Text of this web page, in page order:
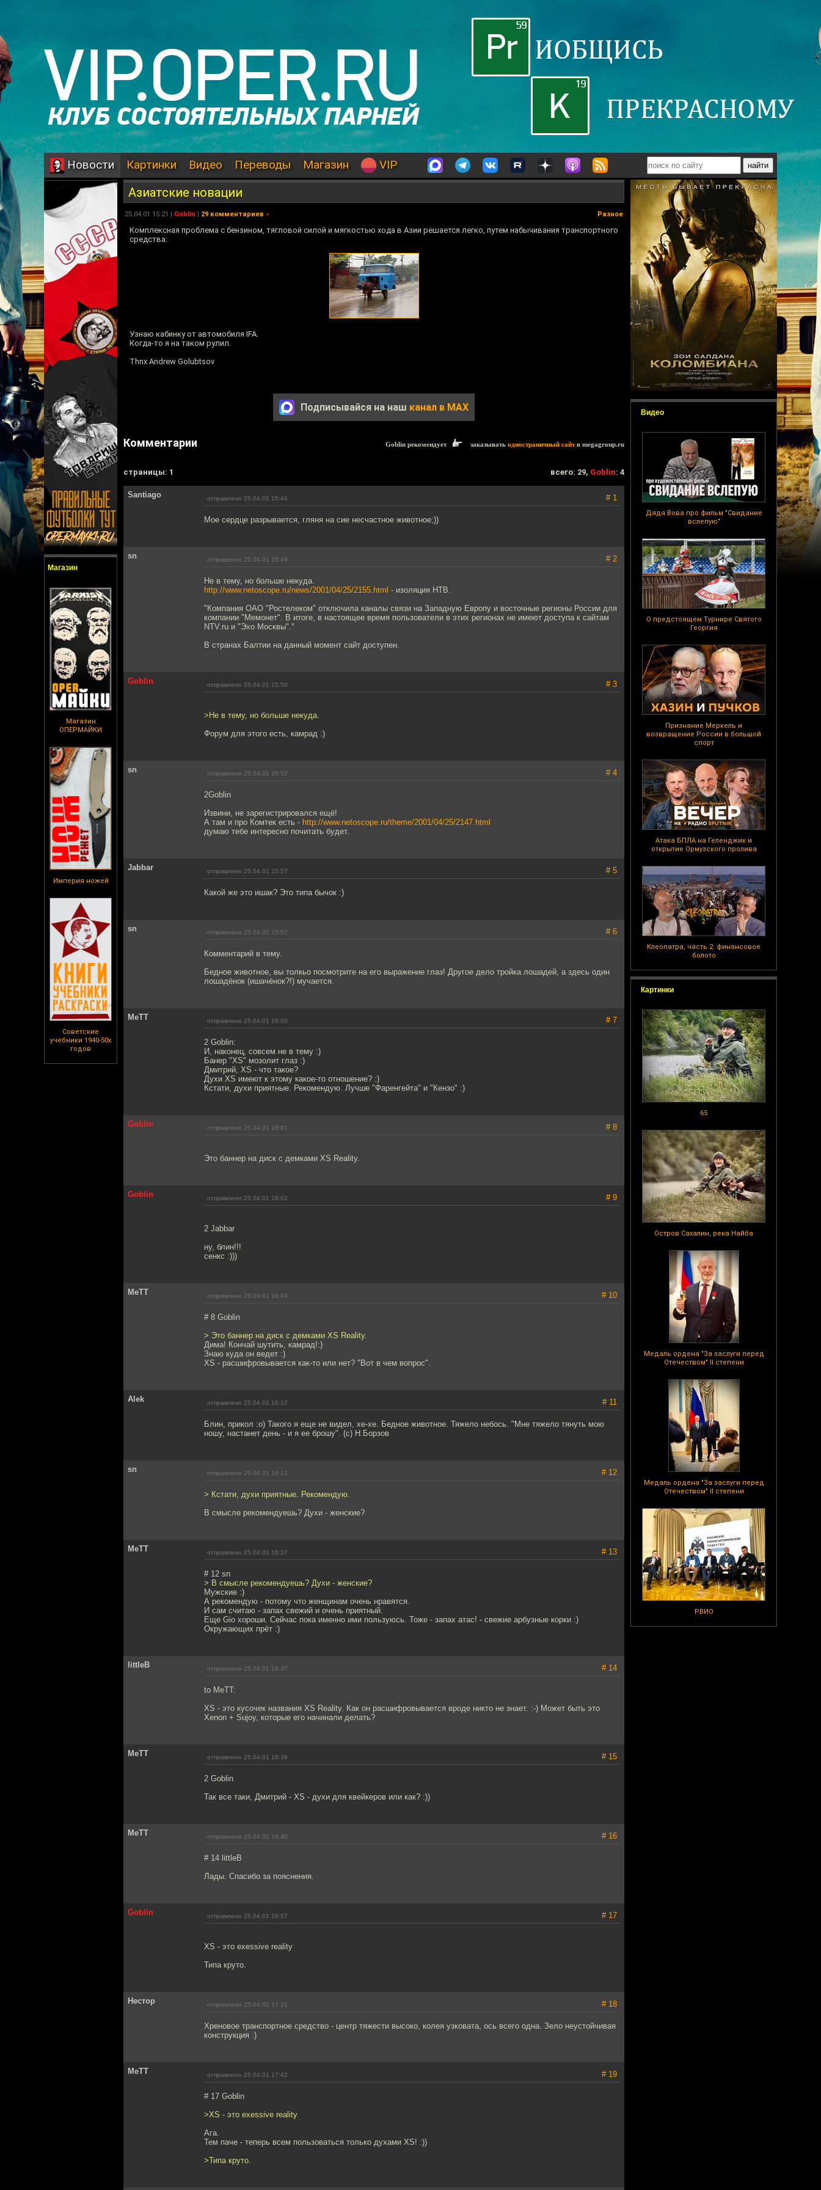
Новости Картинки Видео Переводы Магазин VIP
Магазин
Магазин
ОПЕРМАЙКИ
Империя ножей
Советские
учебники 1940-50х
годов
Видео
Дядя Вова про фильм "Свидание
вслепую"
О предстоящем Турнире Святого
Георгия
Признание Меркель и
возвращение России в большой
спорт
Атака БПЛА на Геленджик и
открытие Ормузского пролива
Клеопатра, часть 2: финансовое
болото
Картинки
65
Остров Сахалин, река Найба
Медаль ордена "За заслуги перед
Отечеством" II степени
Медаль ордена "За заслуги перед
Отечеством" II степени
РВИО
Азиатские новации
25.04.01 15:21 | Goblin | 29 комментариев » Разное
Комплексная проблема с бензином, тягловой силой и мягкостью хода в Азии решается легко, путем набычивания транспортного
средства:
Узнаю кабинку от автомобиля IFA.
Когда-то я на таком рулил.
Thnx Andrew Golubtsov
Подписывайся на наш канал в MAX
Комментарии Goblin рекомендует заказывать одностраничный сайтв megagroup.ru
cтраницы: 1 всего: 29, Goblin: 4
Santiago отправлено 25.04.01 15:44 # 1
Мое сердце разрывается, гляня на сие несчастное животное;))
sn отправлено 25.04.01 15:49 # 2
Не в тему, но больше некуда.
http://www.netoscope.ru/news/2001/04/25/2155.html - изоляция НТВ.
"Компания ОАО "Ростелеком" отключила каналы связи на Западную Европу и восточные регионы России для
компании "Мемонет". В итоге, в настоящее время пользователи в этих регионах не имеют доступа к сайтам
NTV.ru и "Эхо Москвы"."
В странах Балтии на данный момент сайт доступен.
Goblin отправлено 25.04.01 15:50 # 3
>Не в тему, но больше некуда.
Форум для этого есть, камрад :)
sn отправлено 25.04.01 15:52 # 4
2Goblin
Извини, не зарегистрировался ещё!
А там и про Комтек есть - http://www.netoscope.ru/theme/2001/04/25/2147.html
думаю тебе интересно почитать будет.
Jabbar отправлено 25.04.01 15:57 # 5
Какой же это ишак? Это типа бычок :)
sn отправлено 25.04.01 15:57 # 6
Комментарий в тему.
Бедное животное, вы толкьо посмотрите на его выражение глаз! Другое дело тройка лошадей, а здесь один
лошадёнок (ишачёнок?!) мучается.
MeTT отправлено 25.04.01 16:00 # 7
2 Goblin:
И, наконец, совсем не в тему :)
Банер "XS" мозолит глаз :)
Дмитрий, XS - что такое?
Духи XS имеют к этому какое-то отношение? :)
Кстати, духи приятные. Рекомендую. Лучше "Фаренгейта" и "Кензо" :)
Goblin отправлено 25.04.01 16:01 # 8
Это баннер на диск с демками XS Reality.
Goblin отправлено 25.04.01 16:02 # 9
2 Jabbar
ну, блин!!!
сенкс :)))
MeTT отправлено 25.04.01 16:04 # 10
# 8 Goblin
> Это баннер на диск с демками XS Reality.
Дима! Кончай шутить, камрад!:)
Знаю куда он ведет :)
XS - расшифровывается как-то или нет? "Вот в чем вопрос".
Alek отправлено 25.04.01 16:12 # 11
Блин, прикол :о) Такого я еще не видел, хе-хе. Бедное животное. Тяжело небось. "Мне тяжело тянуть мою
ношу, настанет день - и я ее брошу". (с) Н.Борзов
sn отправлено 25.04.01 16:12 # 12
> Кстати, духи приятные. Рекомендую.
В смысле рекомендуешь? Духи - женские?
MeTT отправлено 25.04.01 16:37 # 13
# 12 sn
> В смысле рекомендуешь? Духи - женские?
Мужские :)
А рекомендую - потому что женщинам очень нравятся.
И сам считаю - запах свежий и очень приятный.
Еще Gio хороши. Сейчас пока именно ими пользуюсь. Тоже - запах атас! - свежие арбузные корки :)
Окружающих прёт :)
littleB отправлено 25.04.01 16:37 # 14
to MeTT:
XS - это кусочек названия XS Reality. Как он расшифровывается вроде никто не знает. :-) Может быть это
Xenon + Sujoy, которые его начинали делать?
MeTT отправлено 25.04.01 16:38 # 15
2 Goblin
Так все таки, Дмитрий - XS - духи для квейкеров или как? :))
MeTT отправлено 25.04.01 16:40 # 16
# 14 littleB
Лады. Спасибо за пояснения.
Goblin отправлено 25.04.01 16:57 # 17
XS - это exessive reality
Типа круто.
Нестор отправлено 25.04.01 17:21 # 18
Хреновое транспортное средство - центр тяжести высоко, колея узковата, ось всего одна. Зело неустойчивая
конструкция :)
MeTT отправлено 25.04.01 17:42 # 19
# 17 Goblin
>XS - это exessive reality
Ага.
Тем паче - теперь всем пользоваться только духами XS! :))
>Типа круто.